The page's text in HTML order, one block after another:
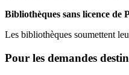
Bibliothèques sans licence de
Les bibliothèques soumettent
Pour les demandes